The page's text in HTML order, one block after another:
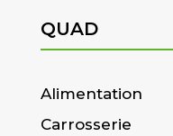
QUAD
Alimentation
Carrosserie